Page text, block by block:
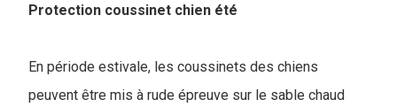
Protection coussinet chien été
En période estivale, les coussinets des chiens
peuvent être mis à rude épreuve sur le sable chaud